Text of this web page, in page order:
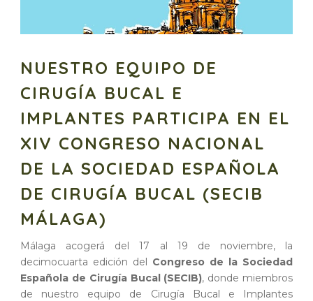
NUESTRO EQUIPO DE
CIRUGÍA BUCAL E
IMPLANTES PARTICIPA EN EL
XIV CONGRESO NACIONAL
DE LA SOCIEDAD ESPAÑOLA
DE CIRUGÍA BUCAL (SECIB
MÁLAGA)
Málaga acogerá del 17 al 19 de noviembre, la
decimocuarta edición del Congreso de la Sociedad
Española de Cirugía Bucal (SECIB), donde miembros
de nuestro equipo de Cirugía Bucal e Implantes